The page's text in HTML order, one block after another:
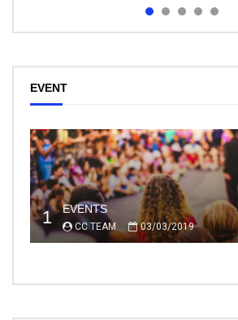
EVENT
1 EVENTS
CC TEAM 03/03/2019